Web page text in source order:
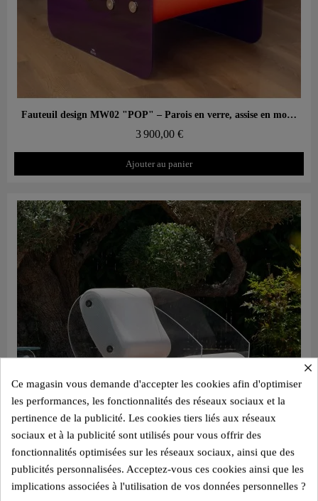
Aperçu rapide Fauteuil design MW02 "POP" – Parois en verre, assise en mousse
3 900,00 €
Ajouter au panier
×
Ce magasin vous demande d'accepter les cookies afin d'optimiser
les performances, les fonctionnalités des réseaux sociaux et la
pertinence de la publicité. Les cookies tiers liés aux réseaux
sociaux et à la publicité sont utilisés pour vous offrir des
fonctionnalités optimisées sur les réseaux sociaux, ainsi que des
publicités personnalisées. Acceptez-vous ces cookies ainsi que les
implications associées à l'utilisation de vos données personnelles ?